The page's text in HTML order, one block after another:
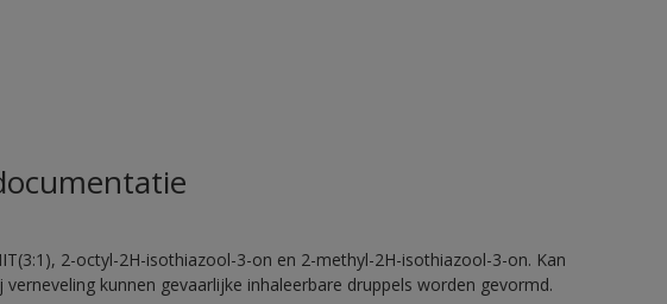
2-octyl-2H-isothiazool-3-on en 2-methyl-2H-isothiazool-3-on. Kan
kunnen gevaarlijke inhaleerbare druppels worden gevormd.